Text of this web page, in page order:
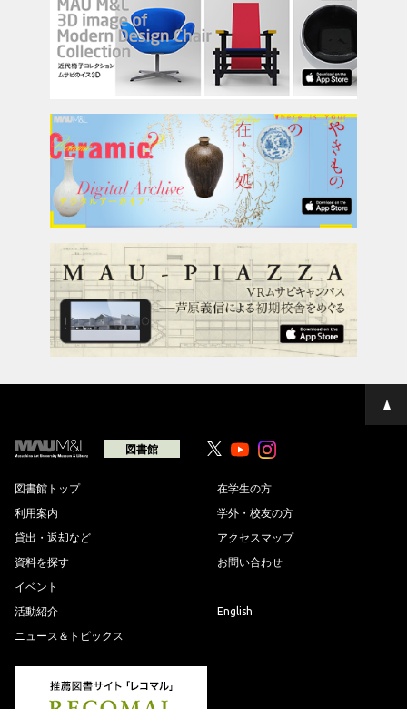
ペ
ー
図書館 YoutubeYoutube
図書館トップ
利用案内
貸出・返却など
資料を探す
イベント
活動紹介
ニュース＆トピックス
在学生の方
学外・校友の方
アクセスマップ
お問い合わせ
English